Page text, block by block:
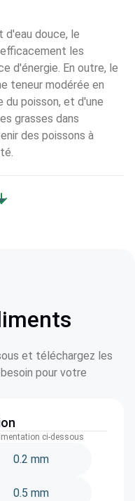
d'eau douce, le
les
d'énergie. En outre, le
teneur modérée en
du poisson, et d'une
grasses dans
des poissons à
et téléchargez les
pour votre
ci-dessous
0.2 mm
0.5 mm